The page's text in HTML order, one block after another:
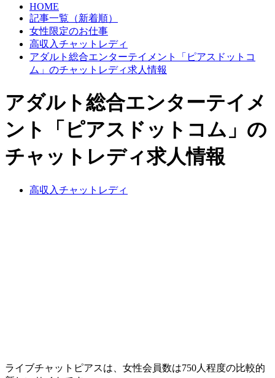
HOME
記事一覧（新着順）
女性限定のお仕事
高収入チャットレディ
アダルト総合エンターテイメント「ピアスドットコ
ム」のチャットレディ求人情報
アダルト総合エンターテイメ
ント「ピアスドットコム」の
チャットレディ求人情報
高収入チャットレディ
ライブチャットピアスは、女性会員数は750人程度の比較的